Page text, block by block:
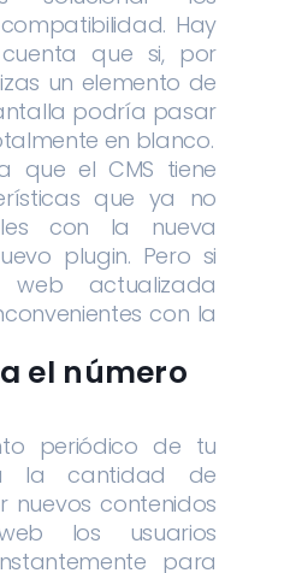
Hay
que si, por
un elemento de
podría pasar
en blanco.
que el CMS tiene
que ya no
con la nueva
plugin. Pero si
web actualizada
con la
el número
periódico de tu
la cantidad de
nuevos contenidos
los usuarios
para